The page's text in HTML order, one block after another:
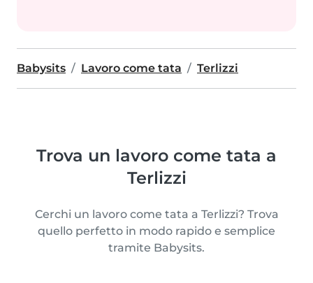
Babysits Lavoro come tata Terlizzi
Trova un lavoro come tata a
Terlizzi
Cerchi un lavoro come tata a Terlizzi? Trova
quello perfetto in modo rapido e semplice
tramite Babysits.